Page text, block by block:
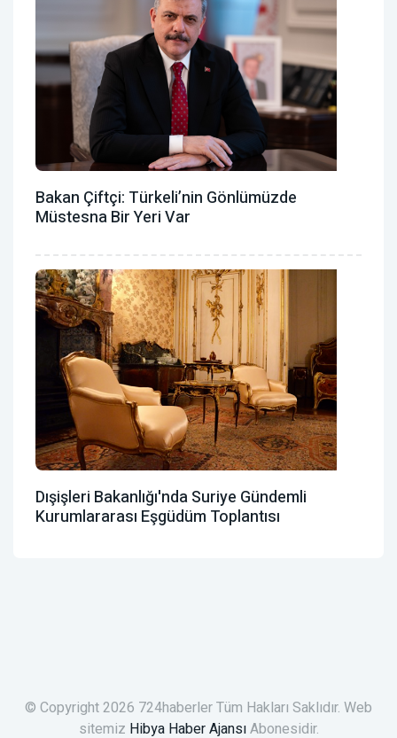
Bakan Çiftçi: Türkeli’nin Gönlümüzde
Müstesna Bir Yeri Var
Dışişleri Bakanlığı'nda Suriye Gündemli
Kurumlararası Eşgüdüm Toplantısı
© Copyright 2026 724haberler Tüm Hakları Saklıdır. Web
sitemiz Hibya Haber AjansıAbonesidir.